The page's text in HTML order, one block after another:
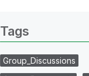
Tags
Group_Discussions